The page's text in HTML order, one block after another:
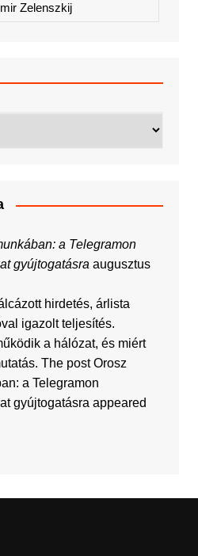
Zelenszkij
a Telegramon
gyújtogatásra augusztus
hirdetés, árlista
igazolt teljesítés.
a hálózat, és miért
The post Orosz
a Telegramon
gyújtogatásra appeared